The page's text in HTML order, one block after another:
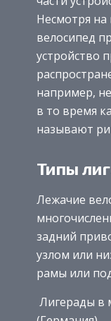
Несмотря на
велосипед
устройство
например,
в то время
называют
Типы
Лежачие
задний
узлом или
рамы или
Лигерады в